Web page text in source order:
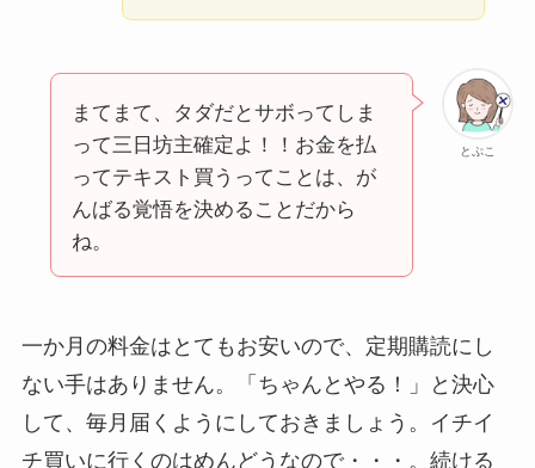
とぷこ
まてまて、タダだとサボってしま
って三日坊主確定よ！！お金を払
ってテキスト買うってことは、が
んばる覚悟を決めることだから
ね。
一か月の料金はとてもお安いので、定期購読にし
ない手はありません。「ちゃんとやる！」と決心
して、毎月届くようにしておきましょう。イチイ
チ買いに行くのはめんどうなので・・・。続ける